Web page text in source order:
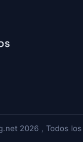
2026 , Todos